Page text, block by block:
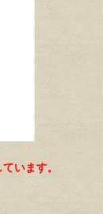
います。